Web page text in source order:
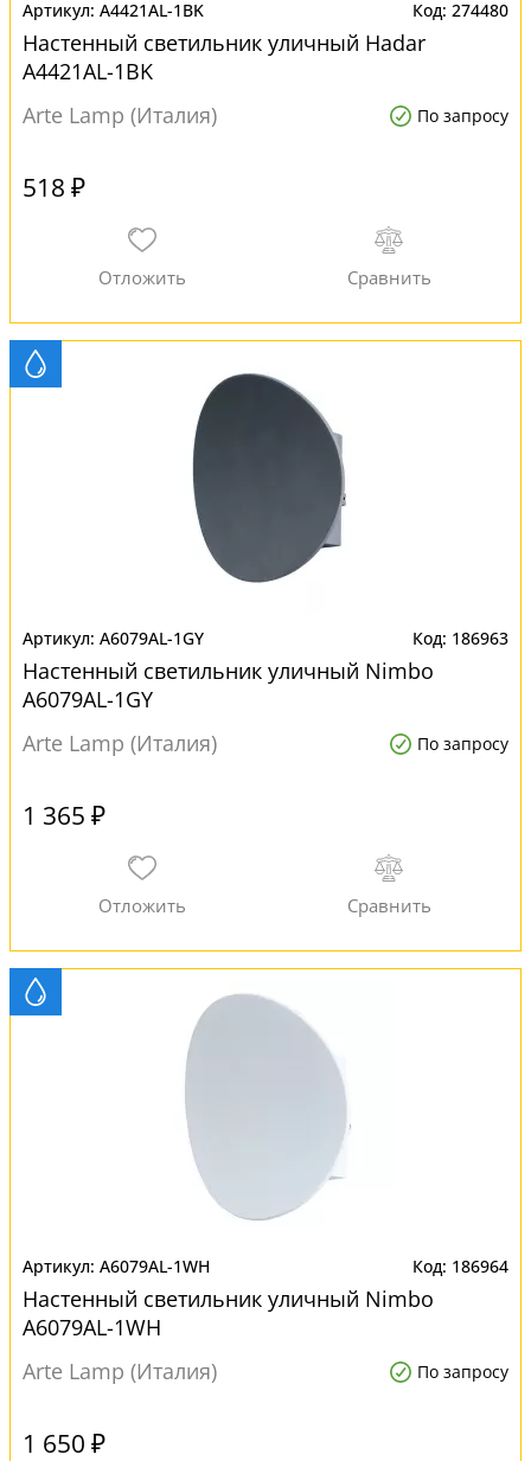
A4421AL-1BK 274480
Настенный светильник уличный Hadar
A4421AL-1BK
Arte Lamp (Италия)
По запросу
518 ₽
A6079AL-1GY 186963
Настенный светильник уличный Nimbo
A6079AL-1GY
Arte Lamp (Италия)
По запросу
1 365 ₽
A6079AL-1WH 186964
Настенный светильник уличный Nimbo
A6079AL-1WH
Arte Lamp (Италия)
По запросу
1 650 ₽